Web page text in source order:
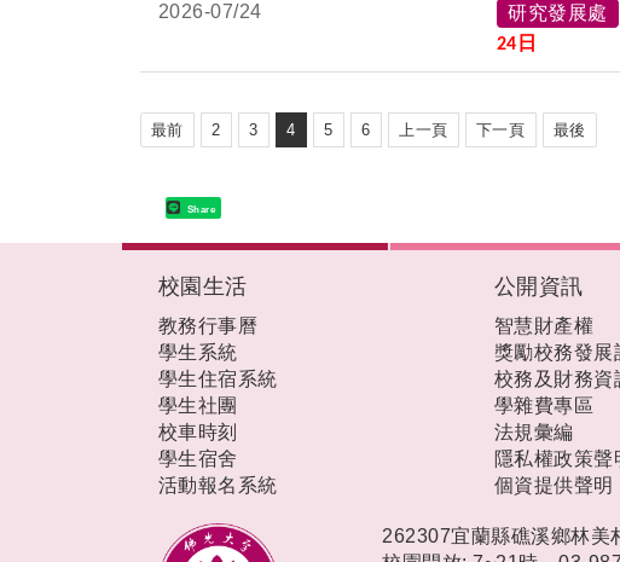
2026-07/24 研究發展處
24 日
最前 2 3 4 5 6 上一頁 下一頁 最後
Share
校園生活
教務行事曆
學生系統
學生住宿系統
學生社團
校車時刻
學生宿舍
活動報名系統
公開資訊
智慧財產權
獎勵校務發展
校務及財務資
學雜費專區
法規彙編
隱私權政策聲
個資提供聲明
262307宜蘭縣礁溪鄉林美